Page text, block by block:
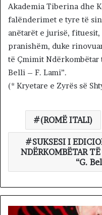
Akademia Tiberina dhe
falënderimet e tyre të
anëtarët e jurisë,
pranishëm, duke
të Çmimit Ndërkombëtar
Belli – F. Lami”.
(* Kryetare e Zyrës së
(ROMË ITALI)
SUKSESI I
NDËRKOMBËTAR
“G.